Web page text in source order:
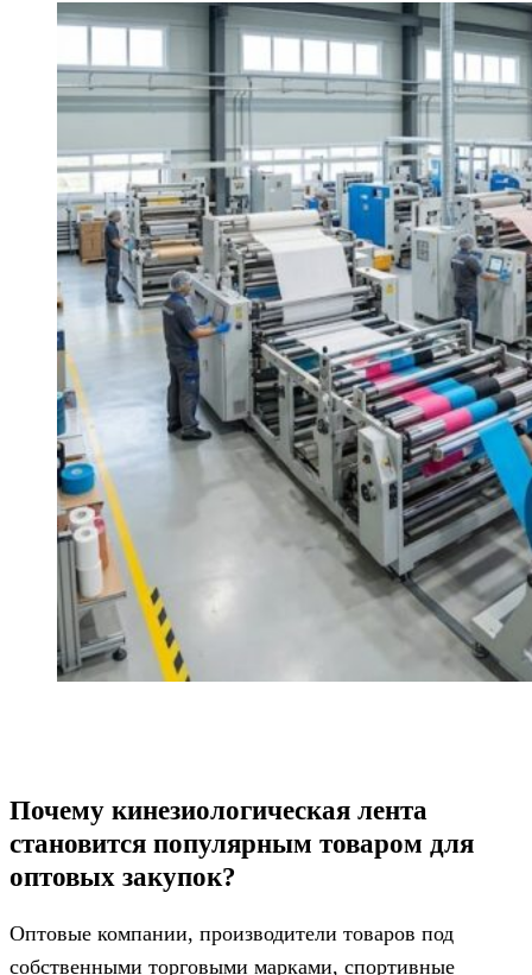
Почему кинезиологическая лента
становится популярным товаром для
оптовых закупок?
Оптовые компании, производители товаров под
собственными торговыми марками, спортивные